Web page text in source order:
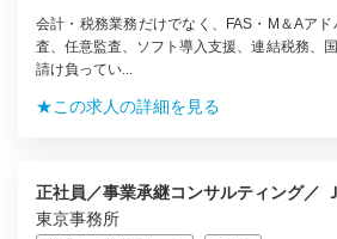
会計・税務業務だけでなく、FAS・M＆Aア
査、任意監査、ソフト導入支援、連結税務、
請け負ってい...
★この求人の詳細を見る
正社員／事業承継コンサルティング／
東京事務所